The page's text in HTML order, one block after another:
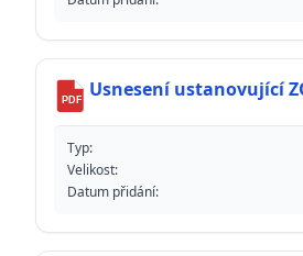
PDF Usnesení ustanovující
Typ:
Velikost:
Datum přidání: